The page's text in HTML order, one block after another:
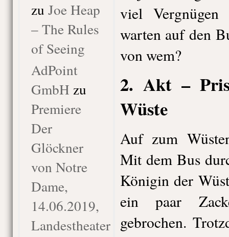
zu Joe Heap
– The Rules
of Seeing
AdPoint
GmbH zu
Premiere
Der
Glöckner
von Notre
Dame,
14.06.2019,
Landestheater
viel
warten auf den
von wem?
2. Akt –
Wüste
Auf zum
Mit dem Bus
Königin der
ein paar
gebrochen.